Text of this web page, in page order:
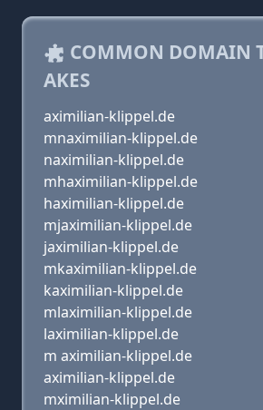
COMMON DOMAIN
AKES
aximilian-klippel.de
mnaximilian-klippel.de
naximilian-klippel.de
mhaximilian-klippel.de
haximilian-klippel.de
mjaximilian-klippel.de
jaximilian-klippel.de
mkaximilian-klippel.de
kaximilian-klippel.de
mlaximilian-klippel.de
laximilian-klippel.de
m aximilian-klippel.de
aximilian-klippel.de
mximilian-klippel.de